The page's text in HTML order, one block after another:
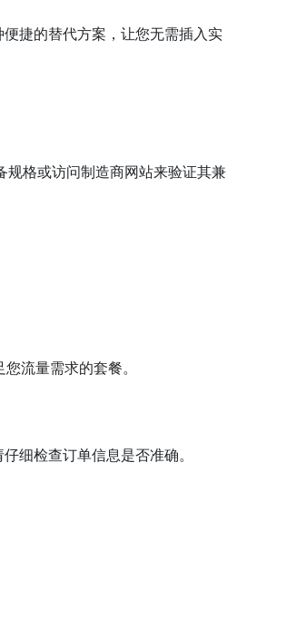
捷的替代方案，让您无需插入实
格或访问制造商网站来验证其兼
流量需求的套餐。
细检查订单信息是否准确。